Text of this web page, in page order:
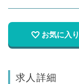
お気に入り
求人詳細